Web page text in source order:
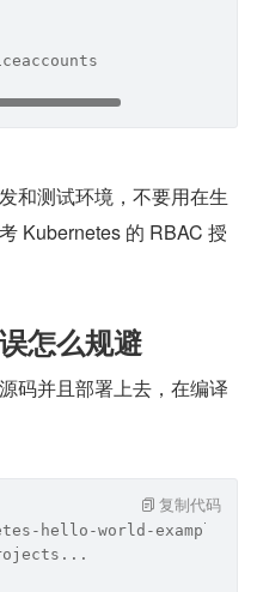
和测试环境，不要用在生
Kubernetes 的 RBAC 授
怎么规避
码并且部署上去，在编译
hello-world-
复制代码